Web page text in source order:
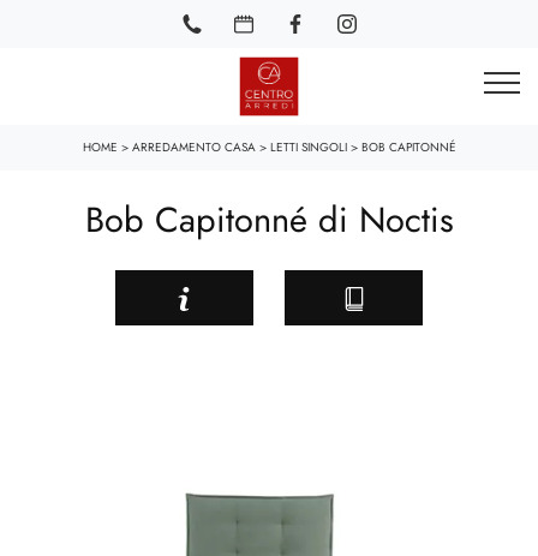
HOME > ARREDAMENTO CASA> LETTI SINGOLI > BOB CAPITONNÉ
Bob Capitonné di Noctis